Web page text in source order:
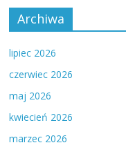
Archiwa
lipiec 2026
czerwiec 2026
maj 2026
kwiecień 2026
marzec 2026